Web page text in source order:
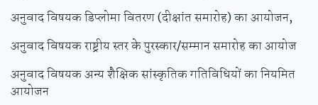
अनुवाद विषयक डिप्लोमा वितरण (दीक्षांत समारोह) का आयोजन,
अनुवाद विषयक राष्ट्रीय स्तर के पुरस्कार/सम्मान समारोह का आयोज
अनुवाद विषयक अन्य शैक्षिक सांस्कृतिक गतिविधियों का नियमित
आयोजन